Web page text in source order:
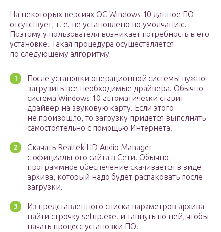
На некоторых версиях OC Windows 10 данное ПО
отсутствует, т. е. не установлено по умолчанию.
Поэтому у пользователя возникает потребность в его
установке. Такая процедура осуществляется
по следующему алгоритму:
После установки операционной системы нужно
загрузить все необходимые драйвера. Обычно
система Windows 10 автоматически ставит
драйвер на звуковую карту. Если этого
не произошло, то загрузку придётся выполнять
самостоятельно с помощью Интернета.
Скачать Realtek HD Audio Manager
с официального сайта в Сети. Обычно
программное обеспечение скачивается в виде
архива, который надо будет распаковать после
загрузки.
Из представленного списка параметров архива
найти строчку setup.exe. и тапнуть по ней, чтобы
начать процесс установки ПО.